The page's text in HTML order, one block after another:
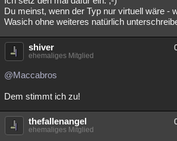
Du meinst, wenn der Typ nur virtuell wäre -
Wasich ohne weiteres natürlich
shiver
ehemaliges Mitglied
@Maccabros
Dem stimmt ich zu!
thefallenangel
ehemaliges Mitglied